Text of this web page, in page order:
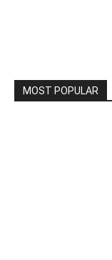
MOST POPULAR